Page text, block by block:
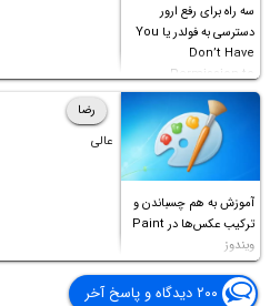
سه راه برای رفع ارور
دسترسی به فولدر یا You
Don’t Have
Permission to
Access this folder
آموزش به هم چسباندن و
ترکیب عکس‌ها در Paint
ویندوز
رضا
عالی
۲۰۰ دیدگاه و پاسخ آخر